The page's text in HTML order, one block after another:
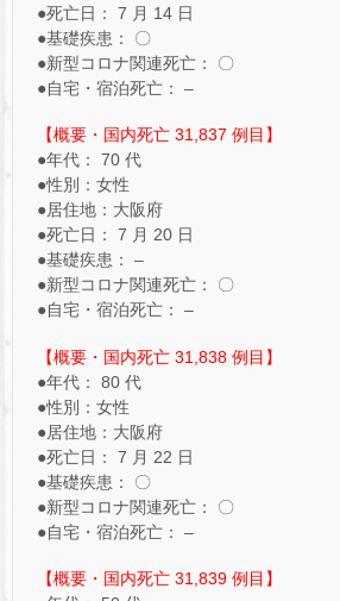
●死亡日： 7 月 14 日
●基礎疾患： 〇
●新型コロナ関連死亡： 〇
●自宅・宿泊死亡： –
【概要・国内死亡 31,837 例目】
●年代： 70 代
●性別：女性
●居住地：大阪府
●死亡日： 7 月 20 日
●基礎疾患： –
●新型コロナ関連死亡： 〇
●自宅・宿泊死亡： –
【概要・国内死亡 31,838 例目】
●年代： 80 代
●性別：女性
●居住地：大阪府
●死亡日： 7 月 22 日
●基礎疾患： 〇
●新型コロナ関連死亡： 〇
●自宅・宿泊死亡： –
【概要・国内死亡 31,839 例目】